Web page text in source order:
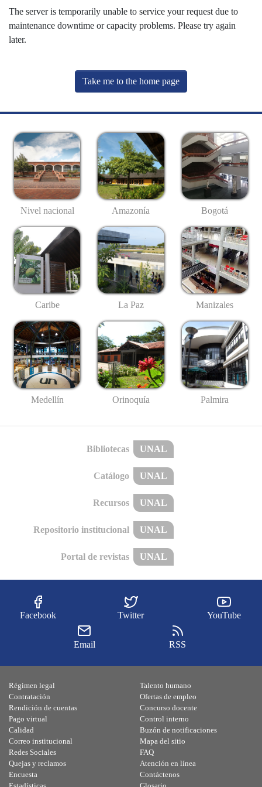
The server is temporarily unable to service your request due to
maintenance downtime or capacity problems. Please try again
later.
Take me to the home page
Nivel nacional Amazonía Bogotá
Caribe La Paz Manizales
Medellín Orinoquía Palmira
Bibliotecas UNAL
Catálogo UNAL
Recursos UNAL
Repositorio institucional UNAL
Portal de revistas UNAL
Facebook Twitter YouTube
Email RSS
Régimen legal
Contratación
Rendición de cuentas
Pago virtual
Calidad
Talento humano
Ofertas de empleo
Concurso docente
Control interno
Buzón de notificaciones
Correo institucional
Redes Sociales
Quejas y reclamos
Encuesta
Mapa del sitio
FAQ
Atención en línea
Contáctenos